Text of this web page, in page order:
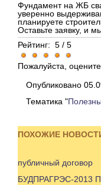
Фундамент на ЖБ
уверенно
планируете
Оставьте заявку, и
Рейтинг: 5 / 5
Пожалуйста, оцените
Опубликовано
Тематика "
ПОХОЖИЕ
публичный договор
БУДПРАГРЭС-2013